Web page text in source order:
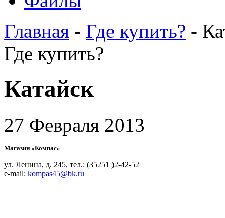
Главная - Где купить? -
Где купить?
Катайск
27 Февраля 2013
Магазин «Компас»
ул. Ленина, д. 245, тел.: (35251 )2-42-52
e-mail: kompas45@bk.ru